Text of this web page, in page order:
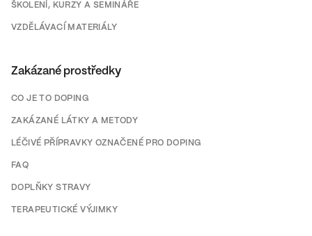
ŠKOLENÍ, KURZY A SEMINÁŘE
VZDĚLÁVACÍ MATERIÁLY
Zakázané prostředky
CO JE TO DOPING
ZAKÁZANÉ LÁTKY A METODY
LÉČIVÉ PŘÍPRAVKY OZNAČENÉ PRO DOPING
FAQ
DOPLŇKY STRAVY
TERAPEUTICKÉ VÝJIMKY